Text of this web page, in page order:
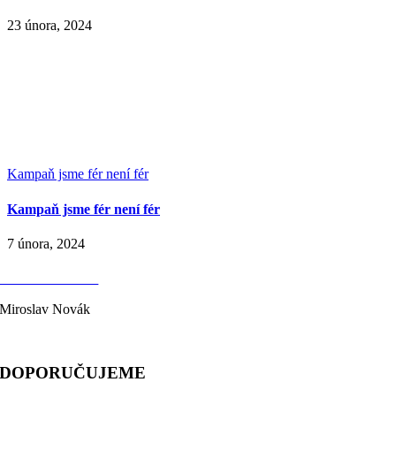
23 února, 2024
Kampaň jsme fér není fér
Kampaň jsme fér není fér
7 února, 2024
Miroslav Novák
DOPORUČUJEME